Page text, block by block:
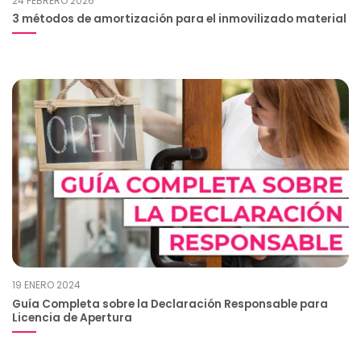
3 métodos de amortización para el inmovilizado material
19 ENERO 2024
Guía Completa sobre la Declaración Responsable para
Licencia de Apertura